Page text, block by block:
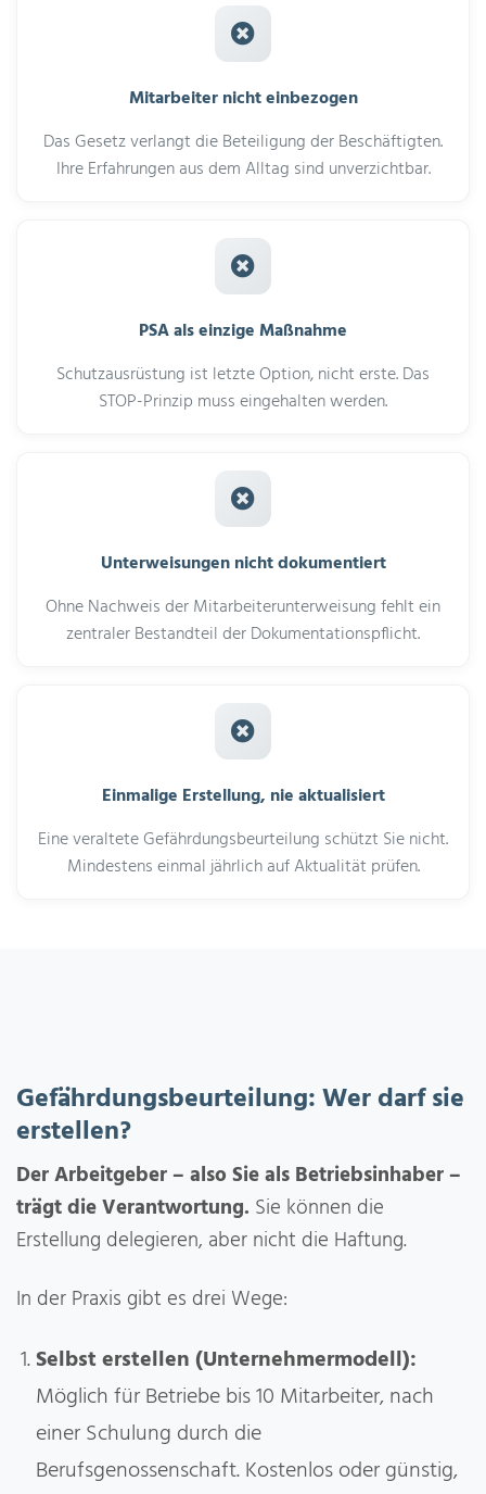
Mitarbeiter nicht einbezogen
Das Gesetz verlangt die Beteiligung der Beschäftigten.
Ihre Erfahrungen aus dem Alltag sind unverzichtbar.
PSA als einzige Maßnahme
Schutzausrüstung ist letzte Option, nicht erste. Das
STOP-Prinzip muss eingehalten werden.
Unterweisungen nicht dokumentiert
Ohne Nachweis der Mitarbeiterunterweisung fehlt ein
zentraler Bestandteil der Dokumentationspflicht.
Einmalige Erstellung, nie aktualisiert
Eine veraltete Gefährdungsbeurteilung schützt Sie nicht.
Mindestens einmal jährlich auf Aktualität prüfen.
Gefährdungsbeurteilung: Wer darf sie
erstellen?
Der Arbeitgeber – also Sie als Betriebsinhaber –
trägt die Verantwortung. Sie können die
Erstellung delegieren, aber nicht die Haftung.
In der Praxis gibt es drei Wege:
Selbst erstellen (Unternehmermodell):
Möglich für Betriebe bis 10 Mitarbeiter, nach
einer Schulung durch die
Berufsgenossenschaft. Kostenlos oder günstig,